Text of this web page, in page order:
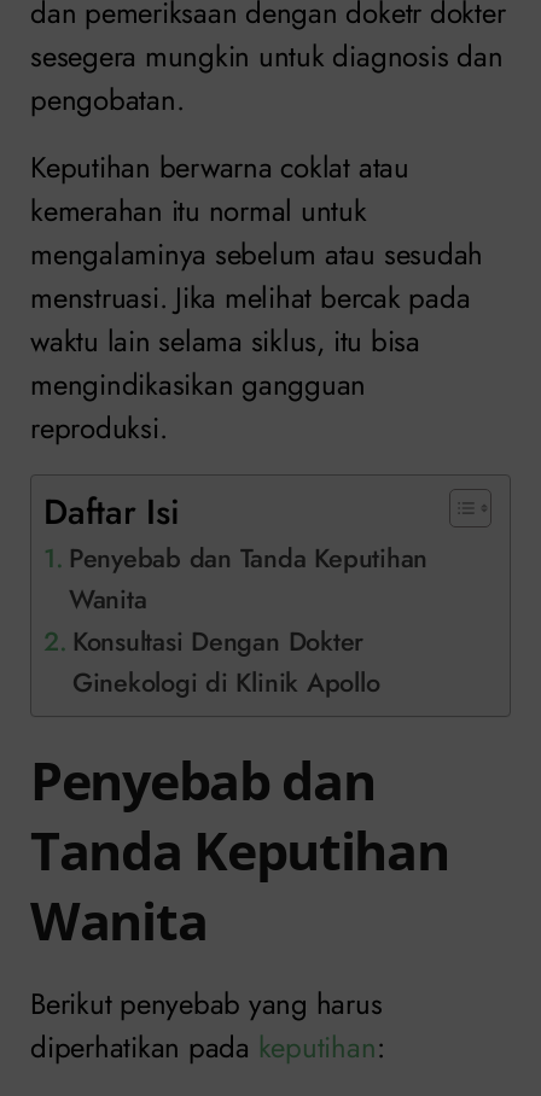
dan pemeriksaan dengan doketr dokter
sesegera mungkin untuk diagnosis dan
pengobatan.
Keputihan berwarna coklat atau
kemerahan itu normal untuk
mengalaminya sebelum atau sesudah
menstruasi. Jika melihat bercak pada
waktu lain selama siklus, itu bisa
mengindikasikan gangguan
reproduksi.
Daftar Isi
Penyebab dan Tanda Keputihan
Wanita
Konsultasi Dengan Dokter
Ginekologi di Klinik Apollo
Penyebab dan
Tanda Keputihan
Wanita
Berikut penyebab yang harus
diperhatikan pada keputihan: